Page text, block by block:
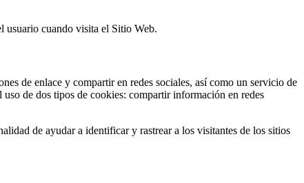
usuario cuando visita el Sitio Web.
de enlace y compartir en redes sociales, así como un servicio de
de dos tipos de cookies: compartir información en redes
de ayudar a identificar y rastrear a los visitantes de los sitios